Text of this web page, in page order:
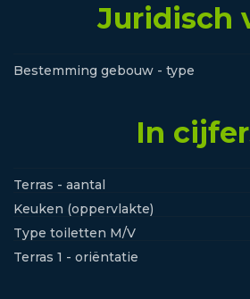
Juridisch
Bestemming gebouw - type
In
Terras - aantal
Keuken (oppervlakte)
Type toiletten M/V
Terras 1 - oriëntatie